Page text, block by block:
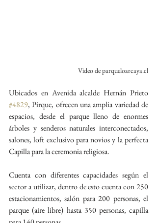
Video de parqueloarcaya.cl
#4829, Pirque, ofrecen una amplia variedad de
espacios, desde el parque lleno de enormes
árboles y senderos naturales interconectados,
salones, loft exclusivo para novios y la perfecta
Capilla para la ceremonia religiosa.
Cuenta con diferentes capacidades según el
sector a utilizar, dentro de esto cuenta con 250
estacionamientos, salón para 200 personas, el
parque (aire libre) hasta 350 personas, capilla